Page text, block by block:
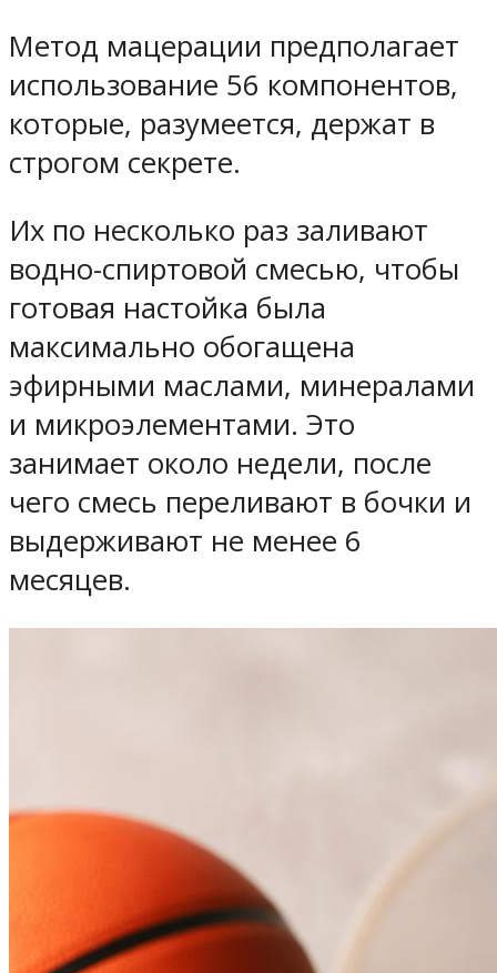
Метод мацерации предполагает
использование 56 компонентов,
которые, разумеется, держат в
строгом секрете.
Их по несколько раз заливают
водно-спиртовой смесью, чтобы
готовая настойка была
максимально обогащена
эфирными маслами, минералами
и микроэлементами. Это
занимает около недели, после
чего смесь переливают в бочки и
выдерживают не менее 6
месяцев.